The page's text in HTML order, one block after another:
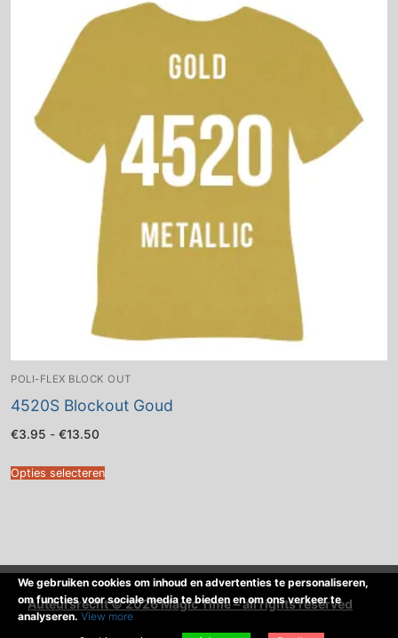
POLI-FLEX BLOCK OUT
4520S Blockout Goud
€3.95 - €13.50
€13.50
Opties selecteren
Auteursrecht © 2026 Magic Time – all rights reserved
We gebruiken cookies om inhoud en advertenties te personaliseren,
om functies voor sociale media te bieden en om ons verkeer te
analyseren. View more